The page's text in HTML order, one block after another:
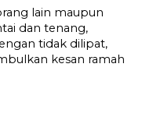
lain maupun
dan tenang,
tidak dilipat,
kesan ramah